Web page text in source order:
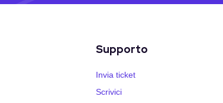
Supporto
Invia ticket
Scrivici